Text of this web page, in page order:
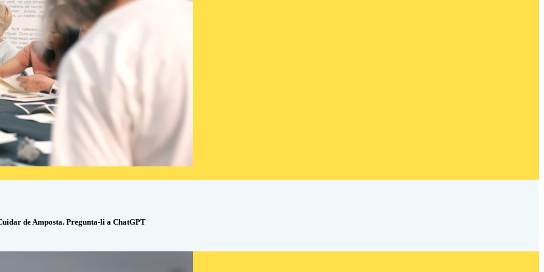
de Amposta. Pregunta-li a ChatGPT